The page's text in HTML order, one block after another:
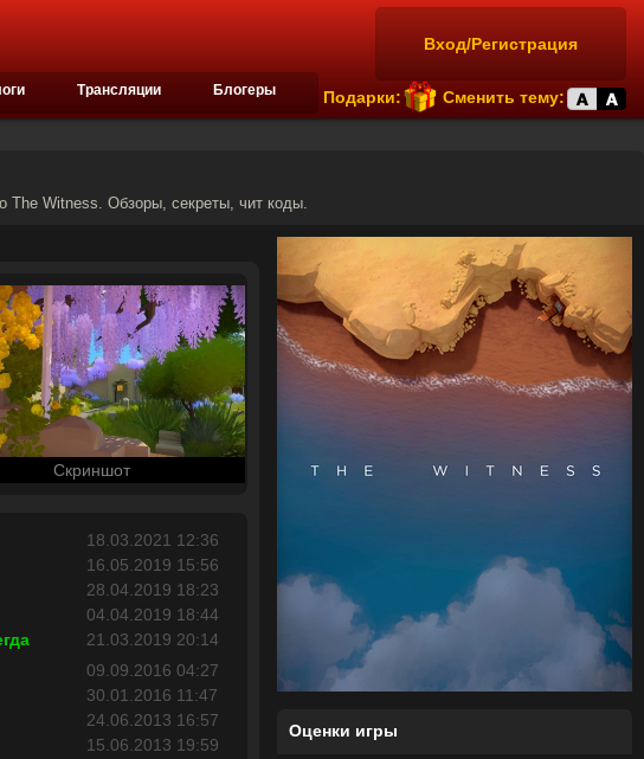
Вход/Регистрация
Подарки: Сменить тему:
Трансляции Блогеры
The Witness. Обзоры, секреты, чит коды.
Скриншот
18.03.2021 12:36
16.05.2019 15:56
28.04.2019 18:23
04.04.2019 18:44
21.03.2019 20:14
09.09.2016 04:27
30.01.2016 11:47
24.06.2013 16:57
15.06.2013 19:59
Оценки игры